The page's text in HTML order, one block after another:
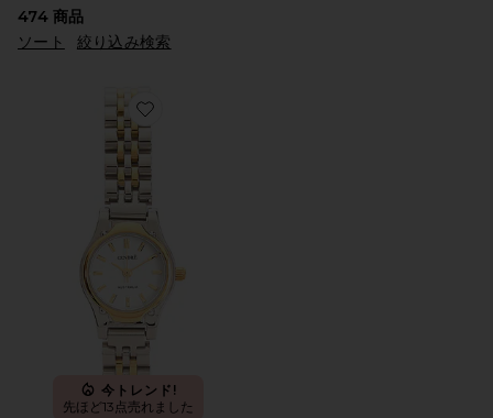
474商品
ソート
絞り込み検索
Favorite ISOBEL ウォッチ
今トレンド!
先ほど13点売れました